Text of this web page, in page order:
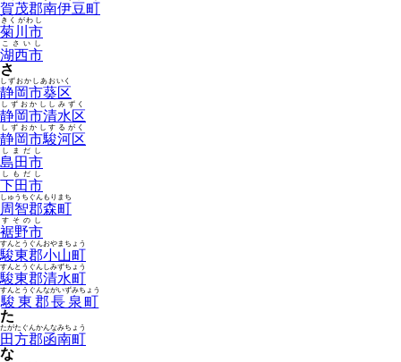
賀茂郡南伊豆町
菊川市
きくがわし
湖西市
こさいし
さ
静岡市葵区
しずおかしあおいく
静岡市清水区
しずおかししみずく
静岡市駿河区
しずおかしするがく
島田市
しまだし
下田市
しもだし
周智郡森町
しゅうちぐんもりまち
裾野市
すそのし
駿東郡小山町
すんとうぐんおやまちょう
駿東郡清水町
すんとうぐんしみずちょう
駿東郡長泉町
すんとうぐんながいずみちょう
た
田方郡函南町
たがたぐんかんなみちょう
な